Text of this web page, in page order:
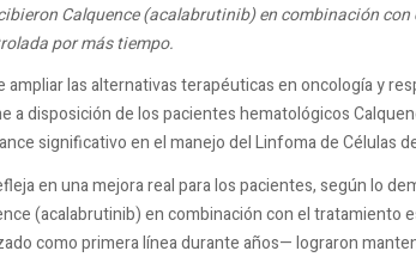
Calquence (acalabrutinib) en combinación
por más tiempo.
ampliar las alternativas terapéuticas en oncología y
a disposición de los pacientes hematológicos
significativo en el manejo del Linfoma de Células
en una mejora real para los pacientes, según lo
(acalabrutinib) en combinación con el tratamiento
como primera línea durante años— lograron